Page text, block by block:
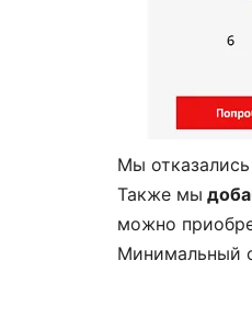
Мы
Также мы
можно
Минимальный